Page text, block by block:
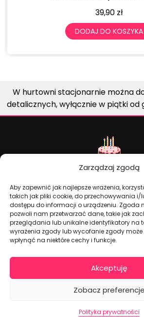
Zarządzaj zgodą
Aby zapewnić jak najlepsze wrażenia,
takich jak pliki cookie, do przechowywania i/
dostępu do informacji o urządzeniu. Zgoda
pozwoli nam przetwarzać dane, takie jak
przeglądania lub unikalne identyfikatory na
wyrażenia zgody lub wycofanie zgody może
wpłynąć na niektóre cechy i funkcje.
Akceptuję
Zobacz preferencje
Polityka prywatności
39,90zł
DODAJ DO KOSZYKA
W hurtowni stacjonarnie można
detalicznych, wyłącznie w piątki od
Dekoracje na torty i
KONTAKT I DANE FIRMOWE
+48 511 246 275
ul. Modularna 12, 02-238
Giełda Spożywcza Okęcie
Pon.-Pt.: 07:00 - 14:30